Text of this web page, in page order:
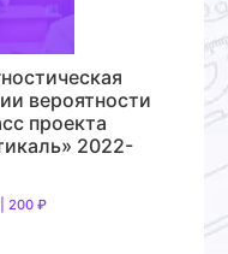
вероятности
проекта
2022-
| 200 ₽